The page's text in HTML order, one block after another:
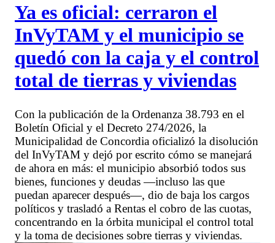
Ya es oficial: cerraron el
InVyTAM y el municipio se
quedó con la caja y el control
total de tierras y viviendas
Con la publicación de la Ordenanza 38.793 en el
Boletín Oficial y el Decreto 274/2026, la
Municipalidad de Concordia oficializó la disolución
del InVyTAM y dejó por escrito cómo se manejará
de ahora en más: el municipio absorbió todos sus
bienes, funciones y deudas —incluso las que
puedan aparecer después—, dio de baja los cargos
políticos y trasladó a Rentas el cobro de las cuotas,
concentrando en la órbita municipal el control total
y la toma de decisiones sobre tierras y viviendas.